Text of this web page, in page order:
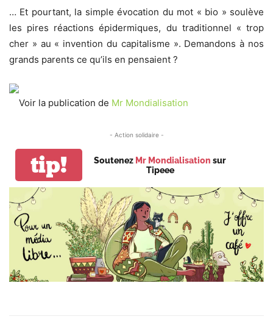
… Et pourtant, la simple évocation du mot « bio » soulève
les pires réactions épidermiques, du traditionnel « trop
cher » au « invention du capitalisme ». Demandons à nos
grands parents ce qu’ils en pensaient ?
Voir la publication de Mr Mondialisation
- Action solidaire -
tip! Soutenez Mr Mondialisation sur
Tipeee